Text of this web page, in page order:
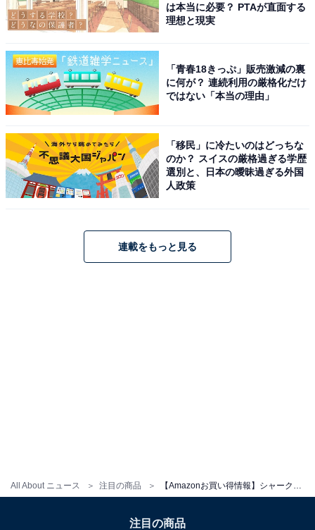
All About ニュース 注目の商品
シャーク「CS651J」
Shark シャーク EVOPOWER SYSTEM ADV コードレスス
ティッククリーナー CS651J キャメル
Amazonで見る
シャーク「LC600JGYNC」
シャーク「CS850JBLAE」
は本当に必要？ PTAが直面する
理想と現実
「青春18きっぷ」販売激減の裏
に何が？ 連続利用の厳格化だけ
ではない「本当の理由」
「移民」に冷たいのはどっちな
のか？ スイスの厳格過ぎる学歴
選別と、日本の曖昧過ぎる外国
人政策
連載をもっと見る
注目の商品